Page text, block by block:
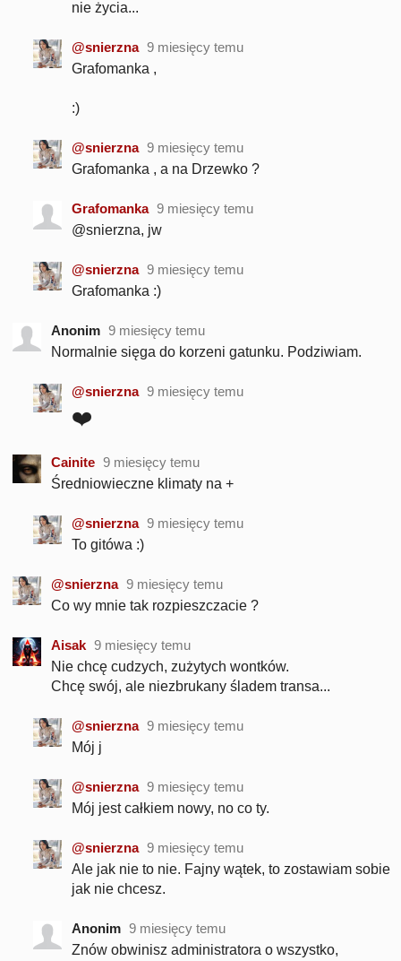
nie życia...
@snierzna 9 miesięcy temu
Grafomanka ,
:)
@snierzna 9 miesięcy temu
Grafomanka , a na Drzewko ?
Grafomanka 9 miesięcy temu
@snierzna, jw
@snierzna 9 miesięcy temu
Grafomanka :)
Anonim 9 miesięcy temu
Normalnie sięga do korzeni gatunku. Podziwiam.
@snierzna 9 miesięcy temu
❤️
Cainite 9 miesięcy temu
Średniowieczne klimaty na +
@snierzna 9 miesięcy temu
To gitówa :)
@snierzna 9 miesięcy temu
Co wy mnie tak rozpieszczacie ?
Aisak 9 miesięcy temu
Nie chcę cudzych, zużytych wontków.
Chcę swój, ale niezbrukany śladem transa...
@snierzna 9 miesięcy temu
Mój j
@snierzna 9 miesięcy temu
Mój jest całkiem nowy, no co ty.
@snierzna 9 miesięcy temu
Ale jak nie to nie. Fajny wątek, to zostawiam sobie
jak nie chcesz.
Anonim 9 miesięcy temu
Znów obwinisz administratora o wszystko,